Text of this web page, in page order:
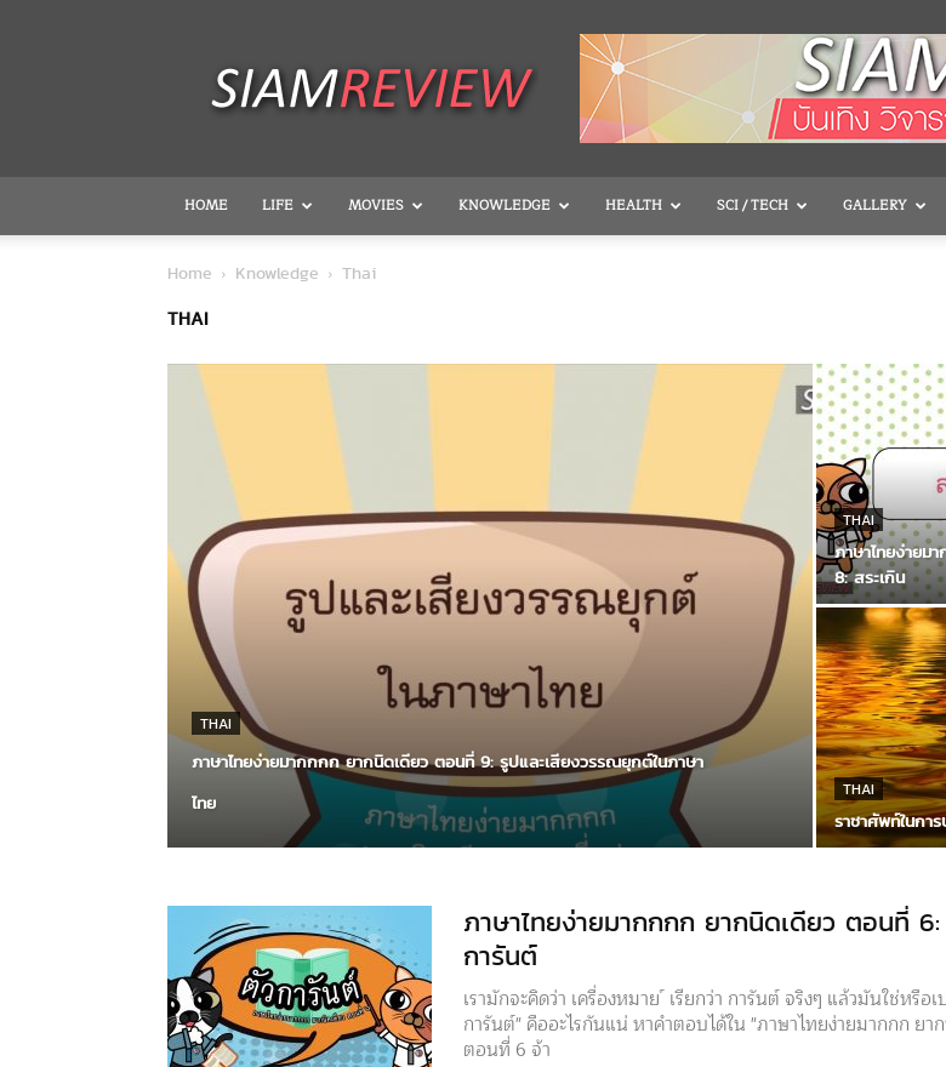
HOME LIFE MOVIES KNOWLEDGE HEALTH SCI / TECH GALLERY
Home Knowledge Thai
THAI
THAI
ภาษาไทยง่ายมากกกก ยากนิดเดียว ตอนที่ 9: รูปและเสียงวรรณยุกต์ในภาษา
ไทย
THAI
ภาษาไทยง่ายม
8: สระเกิน
THAI
ราชาศัพท์ในกา
ภาษาไทยง่ายมากกกก ยากนิดเดียว ตอนที่
การันต์
เรามักจะคิดว่า เครื่องหมาย ์ เรียกว่า การันต์ จริงๆ แล้วมันใช่หรือ
การันต์" คืออะไรกันแน่ หาคำตอบได้ใน "ภาษาไทยง่ายมากกก ยา
ตอนที่ 6 จ้า